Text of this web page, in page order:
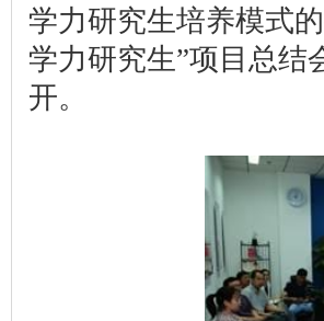
学力研究生培养模式
学力研究生”项目总结
开。